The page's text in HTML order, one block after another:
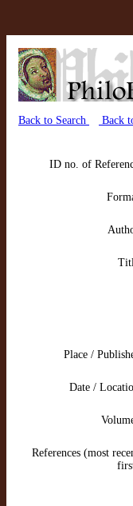
Back to Search Back
ID no. of
Place /
Date /
References (most